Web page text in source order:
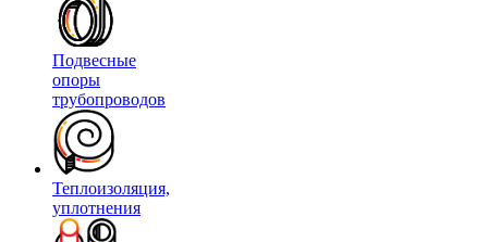
Подвесные
опоры
трубопроводов
Теплоизоляция,
уплотнения